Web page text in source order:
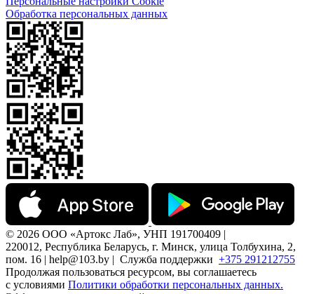
Обработка персональных данных
© 2026 ООО «Артокс Лаб», УНП 191700409 |
220012, Республика Беларусь, г. Минск, улица Толбухина, 2,
пом. 16 | help@103.by | Служба поддержки +375 291212755
Продолжая пользоваться ресурсом, вы соглашаетесь
с условиями Политики обработки персональных данных.